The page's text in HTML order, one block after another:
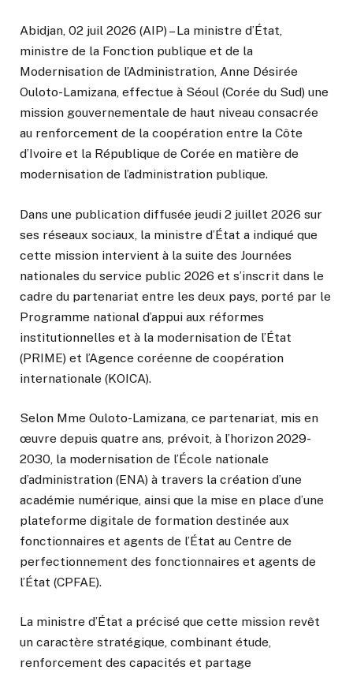
Abidjan, 02 juil 2026 (AIP) – La ministre d’État,
ministre de la Fonction publique et de la
Modernisation de l’Administration, Anne Désirée
Ouloto-Lamizana, effectue à Séoul (Corée du Sud) une
mission gouvernementale de haut niveau consacrée
au renforcement de la coopération entre la Côte
d’Ivoire et la République de Corée en matière de
modernisation de l’administration publique.
Dans une publication diffusée jeudi 2 juillet 2026 sur
ses réseaux sociaux, la ministre d’État a indiqué que
cette mission intervient à la suite des Journées
nationales du service public 2026 et s’inscrit dans le
cadre du partenariat entre les deux pays, porté par le
Programme national d’appui aux réformes
institutionnelles et à la modernisation de l’État
(PRIME) et l’Agence coréenne de coopération
internationale (KOICA).
Selon Mme Ouloto-Lamizana, ce partenariat, mis en
œuvre depuis quatre ans, prévoit, à l’horizon 2029-
2030, la modernisation de l’École nationale
d’administration (ENA) à travers la création d’une
académie numérique, ainsi que la mise en place d’une
plateforme digitale de formation destinée aux
fonctionnaires et agents de l’État au Centre de
perfectionnement des fonctionnaires et agents de
l’État (CPFAE).
La ministre d’État a précisé que cette mission revêt
un caractère stratégique, combinant étude,
renforcement des capacités et partage